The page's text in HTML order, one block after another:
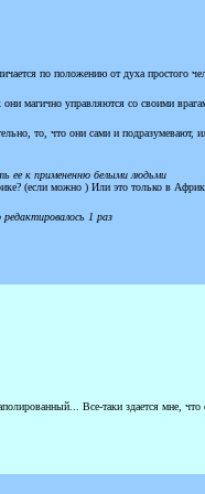
по положению от духа
магично управляются со своими
то, что они сами и подразумевают,
ее к примененню белыми людьми
(если можно ) Или это только в
1 раз
Все-таки здается мне, что